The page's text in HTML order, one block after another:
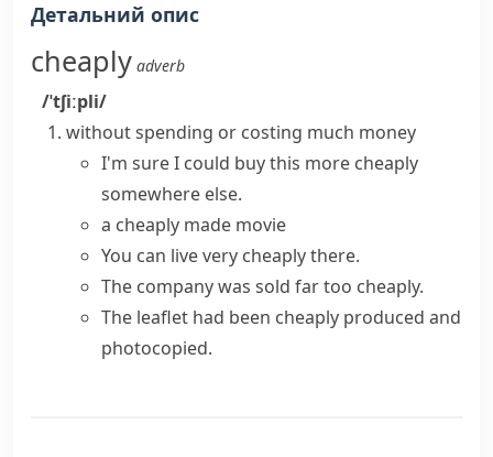
Детальний опис
cheaply adverb
/ˈtʃiːpli/
without spending or costing much money
I'm sure I could buy this more cheaply
somewhere else.
a cheaply made movie
You can live very cheaply there.
The company was sold far too cheaply.
The leaflet had been cheaply produced and
photocopied.